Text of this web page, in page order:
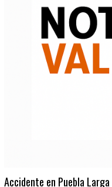
Accidente en Puebla